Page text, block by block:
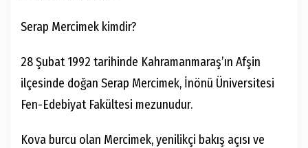
Serap Mercimek kimdir?
28 Şubat 1992 tarihinde Kahramanmaraş’ın Afşin
ilçesinde doğan Serap Mercimek, İnönü Üniversitesi
Fen-Edebiyat Fakültesi mezunudur.
Kova burcu olan Mercimek, yenilikçi bakış açısı ve